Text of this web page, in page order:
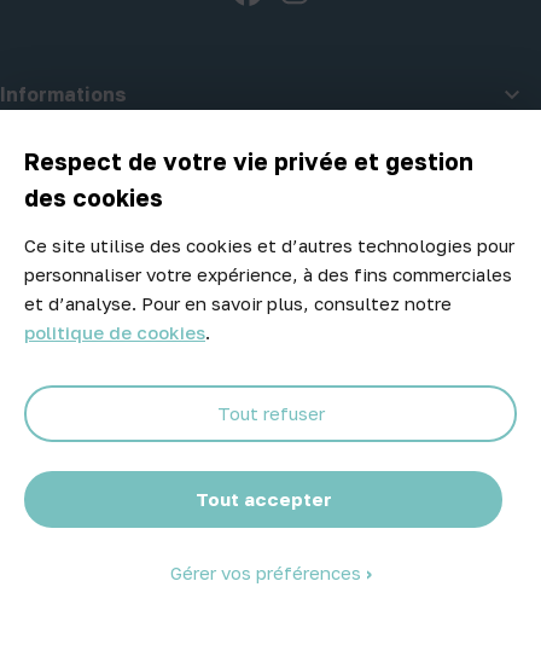
Respect de votre vie privée et gestion
des cookies
Ce site utilise des cookies et d’autres technologies pour
personnaliser votre expérience, à des fins commerciales
et d’analyse. Pour en savoir plus, consultez notre
politique de cookies.
Tout accepter
Tout refuser
Gérer vos préférences
Informations 
A propos d'Atelier Piscine
Newsletter
Ne manquez aucune opportunité ! Restez informé de nos meilleurs
prix et nouveaux arrivages.
Abonnez-vous
© 2026 Atelier Piscine - Tous droits réservés